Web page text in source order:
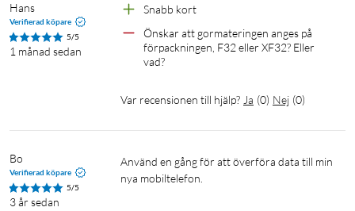
Hans
Verifierad köpare
5/5
1 månad sedan
Snabb kort
Önskar att gormateringen anges på
förpackningen, F32 eller XF32? Eller
vad?
Var recensionen till hjälp? Ja (0) Nej (0)
Bo
Verifierad köpare
5/5
3 år sedan
Använd en gång för att överföra data till min
nya mobiltelefon.